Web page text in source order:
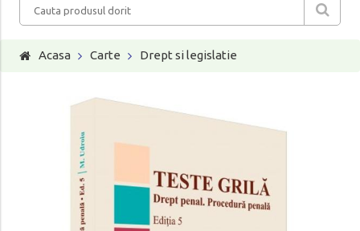
Acasa Carte Drept si legislatie